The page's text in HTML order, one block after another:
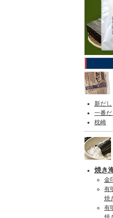
新だし
一番だ
枕崎
焼き
金
有
焼
有